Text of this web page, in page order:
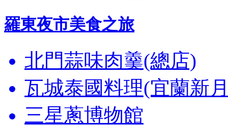
羅東夜市美食之旅
北門蒜味肉羹(總店)
瓦城泰國料理(宜蘭新
三星蔥博物館